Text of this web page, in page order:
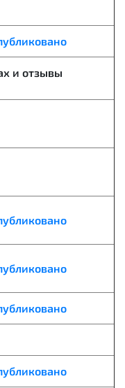
и отзывы